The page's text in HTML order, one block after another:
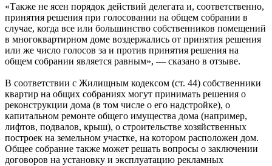
«Также не ясен порядок действий делегата и, соответственно,
принятия решения при голосовании на общем собрании в
случае, когда все или большинство собственников помещений
в многоквартирном доме воздержались от принятия решения
или же число голосов за и против принятия решения на
общем собрании является равным», — сказано в отзыве.
В соответствии с Жилищным кодексом (ст. 44) собственники
квартир на общих собраниях могут принимать решения о
реконструкции дома (в том числе о его надстройке), о
капитальном ремонте общего имущества дома (например,
лифтов, подвалов, крыш), о строительстве хозяйственных
построек на земельном участке, на котором расположен дом.
Общее собрание также может решать вопросы о заключении
договоров на установку и эксплуатацию рекламных